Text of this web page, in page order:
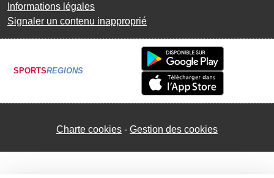
Informations légales
Signaler un contenu inapproprié
SPORTSREGIONS
Charte cookies Gestion des cookies